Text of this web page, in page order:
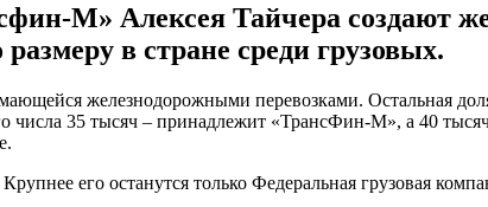
М» Алексея Тайчера создают
в стране среди грузовых.
железнодорожными перевозками. Остальная
числа 35 тысяч – принадлежит «ТрансФин-М», а 40
его останутся только Федеральная грузовая